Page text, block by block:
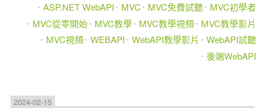
ASP.NET WebAPI
MVC MVC免費試聽
MVC初學者
MVC從零開始
MVC教學 MVC教學視頻
MVC教學影片
MVC視頻 WEBAPI WebAPI教學影片
WebAPI試聽
後端WebAPI
2024-02-15